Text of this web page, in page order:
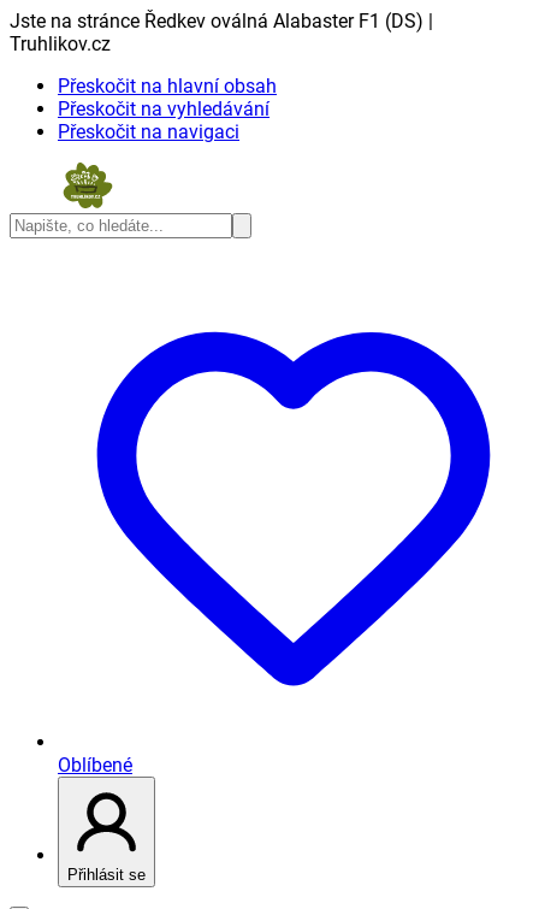
Jste na stránce Ředkev oválná Alabaster F1 (DS) |
Truhlikov.cz
Přeskočit na hlavní obsah
Přeskočit na vyhledávání
Přeskočit na navigaci
Oblíbené
Přihlásit se